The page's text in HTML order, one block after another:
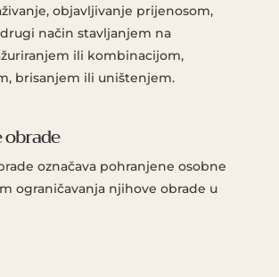
objavljivanje prijenosom,
način stavljanjem na
ili kombinacijom,
brisanjem ili uništenjem.
označava pohranjene osobne
ograničavanja njihove obrade u